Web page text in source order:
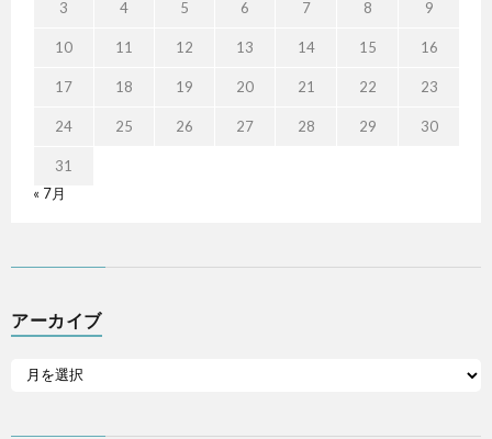
3 4 5 6 7 8 9
10 11 12 13 14 15 16
17 18 19 20 21 22 23
24 25 26 27 28 29 30
31
« 7月
アーカイブ